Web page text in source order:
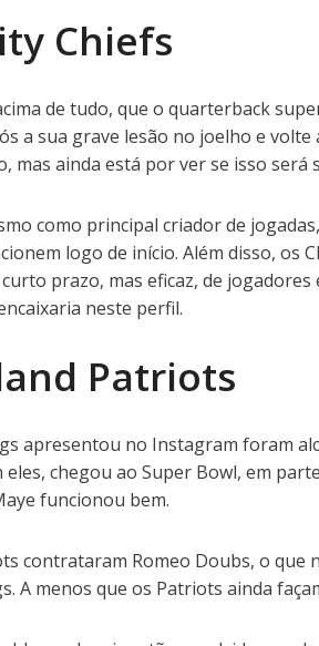
Chiefs
de tudo, que o quarterback
a sua grave lesão no joelho e volte
mas ainda está por ver se isso será
como principal criador de
logo de início. Além disso, os
prazo, mas eficaz, de jogadores
neste perfil.
Patriots
apresentou no Instagram foram
eles, chegou ao Super Bowl, em
funcionou bem.
contrataram Romeo Doubs, o que
A menos que os Patriots ainda